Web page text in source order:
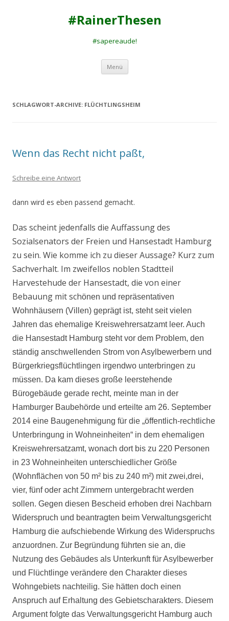
#RainerThesen
#sapereaude!
Menü Zum
springen
SCHLAGWORT-ARCHIVE: FLÜCHTLINGSHEIM
Wenn das Recht nicht paßt,
Schreibe eine Antwort
dann wird es eben passend gemacht.
Das scheint jedenfalls die Auffassung des
Sozialsenators der Freien und Hansestadt Hamburg
zu sein. Wie komme ich zu dieser Aussage? Kurz zum
Sachverhalt. Im zweifellos noblen Stadtteil
Harvestehude der Hansestadt, die von einer
Bebauung mit schönen und repräsentativen
Wohnhäusern (Villen) geprägt ist, steht seit vielen
Jahren das ehemalige Kreiswehrersatzamt leer. Auch
die Hansestadt Hamburg steht vor dem Problem, den
ständig anschwellenden Strom von Asylbewerbern und
Bürgerkriegsflüchtlingen irgendwo unterbringen zu
müssen. Da kam dieses große leerstehende
Bürogebäude gerade recht, meinte man in der
Hamburger Baubehörde und erteilte am 26. September
2014 eine Baugenehmigung für die „öffentlich-rechtliche
Unterbringung in Wohneinheiten“ in dem ehemaligen
Kreiswehrersatzamt, wonach dort bis zu 220 Personen
in 23 Wohneinheiten unterschiedlicher Größe
(Wohnflächen von 50 m² bis zu 240 m²) mit zwei,drei,
vier, fünf oder acht Zimmern untergebracht werden
sollen. Gegen diesen Bescheid erhoben drei Nachbarn
Widerspruch und beantragten beim Verwaltungsgericht
Hamburg die aufschiebende Wirkung des Widerspruchs
anzuordnen. Zur Begründung führten sie an, die
Nutzung des Gebäudes als Unterkunft für Asylbewerber
und Flüchtlinge verändere den Charakter dieses
Wohngebiets nachteilig. Sie hätten doch einen
Anspruch auf Erhaltung des Gebietscharakters. Diesem
Argument folgte das Verwaltungsgericht Hamburg auch